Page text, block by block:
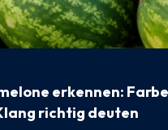
erkennen:
richtig deuten